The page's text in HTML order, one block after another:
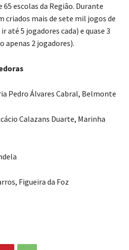
escolas da Região. Durante
criados mais de sete mil jogos de
até 5 jogadores cada) e quase 3
apenas 2 jogadores).
Pedro Álvares Cabral, Belmonte
Calazans Duarte, Marinha
Figueira da Foz